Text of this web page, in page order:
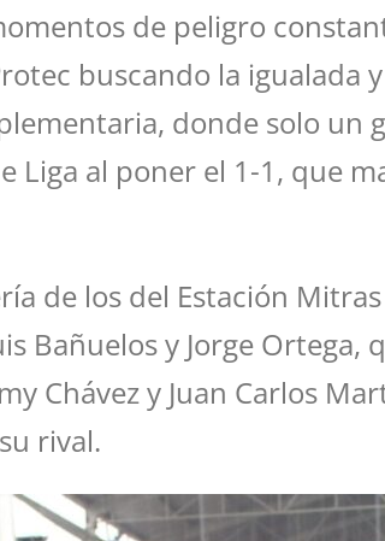
de peligro
buscando la igualada
donde solo un
Liga al poner el 1-1, que
de los del Estación
Bañuelos y Jorge
Chávez y Juan Carlos
rival.